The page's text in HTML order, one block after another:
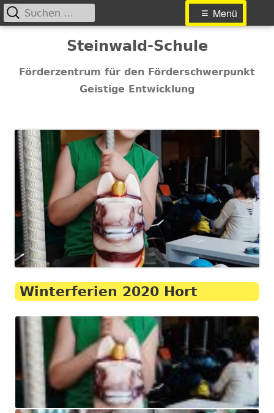
Inhalt
Steinwald-Schule
Förderzentrum für den Förderschwerpunkt
Geistige Entwicklung
Primäres
Menü
Suchen
nach:
Winterferien 2020 Hort